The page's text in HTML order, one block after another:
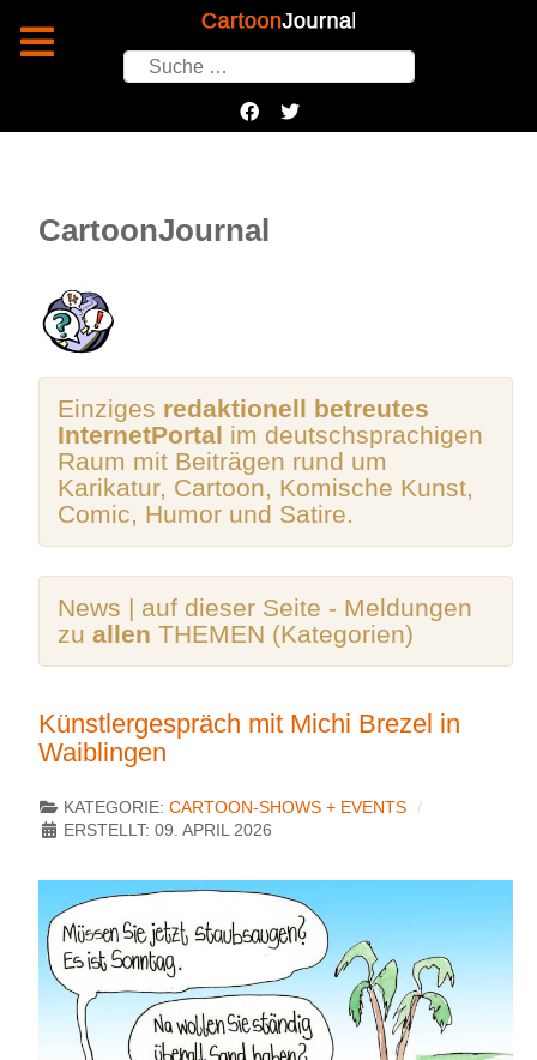
Suchen
CartoonJournal
Einziges redaktionell betreutes
InternetPortal im deutschsprachigen
Raum mit Beiträgen rund um
Karikatur, Cartoon, Komische Kunst,
Comic, Humor und Satire.
News | auf dieser Seite - Meldungen
zu allen THEMEN (Kategorien)
Künstlergespräch mit Michi Brezel in
Waiblingen
KATEGORIE: CARTOON-SHOWS + EVENTS
ERSTELLT: 09. APRIL 2026